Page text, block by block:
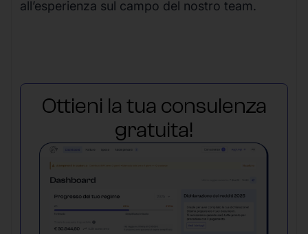
all’esperienza sul campo del nostro team.
Ottieni la tua consulenza
gratuita!